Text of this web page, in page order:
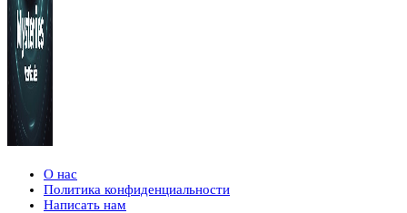
О нас
Политика конфиденциальности
Написать нам